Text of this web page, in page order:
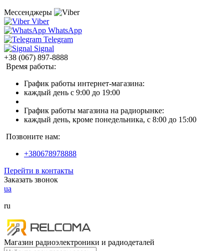
Мессенджеры
Viber
WhatsApp
Telegram
Signal
+38 (067) 897-8888
Время работы:
График работы интернет-магазина:
каждый день с 9:00 до 19:00
График работы магазина на радиорынке:
каждый день, кроме понедельника, с 8:00 до 15:00
Позвоните нам:
+380678978888
Перейти в контакты
Заказать звонок
ua
ru
Магазин радиоэлектроники и радиодеталей